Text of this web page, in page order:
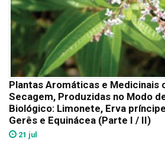
Plantas Aromáticas e Medicinais
Secagem, Produzidas no Modo
Biológico: Limonete, Erva
Gerês e Equinácea (Parte I / II)
21 jul